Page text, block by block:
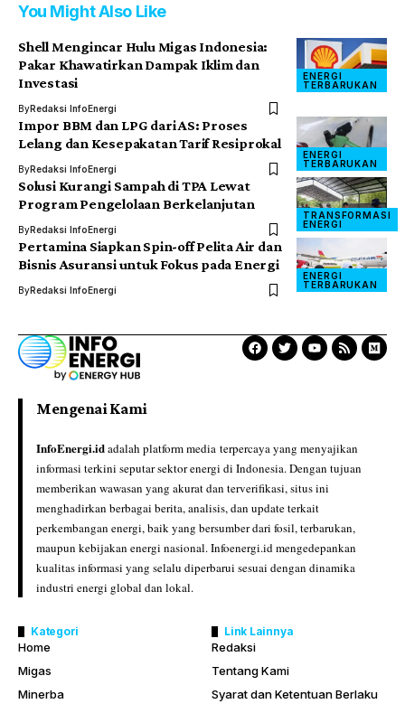
You Might Also Like
ENERGI
TERBARUKAN
Shell Mengincar Hulu Migas Indonesia:
Pakar Khawatirkan Dampak Iklim dan
Investasi
ByRedaksi InfoEnergi
ENERGI
TERBARUKAN
Impor BBM dan LPG dari AS: Proses
Lelang dan Kesepakatan Tarif Resiprokal
ByRedaksi InfoEnergi
TRANSFORMASI
ENERGI
Solusi Kurangi Sampah di TPA Lewat
Program Pengelolaan Berkelanjutan
ByRedaksi InfoEnergi
ENERGI
TERBARUKAN
Pertamina Siapkan Spin-off Pelita Air dan
Bisnis Asuransi untuk Fokus pada Energi
ByRedaksi InfoEnergi
Mengenai Kami
InfoEnergi.idadalah platform media terpercaya yang menyajikan
informasi terkini seputar sektor energi di Indonesia. Dengan tujuan
memberikan wawasan yang akurat dan terverifikasi, situs ini
menghadirkan berbagai berita, analisis, dan update terkait
perkembangan energi, baik yang bersumber dari fosil, terbarukan,
maupun kebijakan energi nasional. Infoenergi.id mengedepankan
kualitas informasi yang selalu diperbarui sesuai dengan dinamika
industri energi global dan lokal.
Kategori
Home
Migas
Minerba
Link Lainnya
Redaksi
Tentang Kami
Syarat dan Ketentuan Berlaku